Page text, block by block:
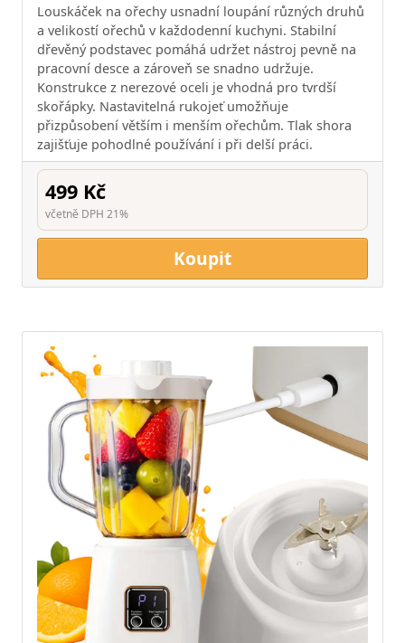
Louskáček na ořechy usnadní loupání různých druhů
a velikostí ořechů v každodenní kuchyni. Stabilní
dřevěný podstavec pomáhá udržet nástroj pevně na
pracovní desce a zároveň se snadno udržuje.
Konstrukce z nerezové oceli je vhodná pro tvrdší
skořápky. Nastavitelná rukojeť umožňuje
přizpůsobení větším i menším ořechům. Tlak shora
zajišťuje pohodlné používání i při delší práci.
499 Kč
včetně DPH 21%
Koupit